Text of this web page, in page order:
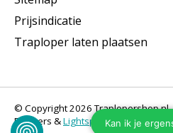
Prijsindicatie
Traploper laten plaatsen
© Copyright 2026 Traplopershop.nl
Partners &Lightspeed